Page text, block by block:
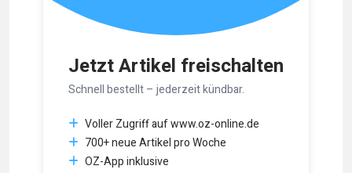
Jetzt Artikel freischalten
Schnell bestellt – jederzeit kündbar.
Voller Zugriff auf www.oz-online.de
700+ neue Artikel pro Woche
OZ-App inklusive